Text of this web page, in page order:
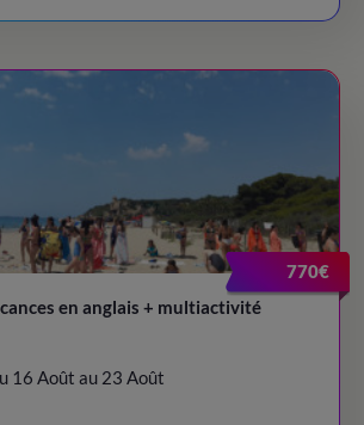
770€
en anglais + multiactivité
16 Août au 23 Août